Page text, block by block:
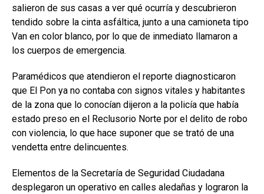
salieron de sus casas a ver qué ocurría y descubrieron
tendido sobre la cinta asfáltica, junto a una camioneta tipo
Van en color blanco, por lo que de inmediato llamaron a
los cuerpos de emergencia.
Paramédicos que atendieron el reporte diagnosticaron
que El Pon ya no contaba con signos vitales y habitantes
de la zona que lo conocían dijeron a la policía que había
estado preso en el Reclusorio Norte por el delito de robo
con violencia, lo que hace suponer que se trató de una
vendetta entre delincuentes.
Elementos de la Secretaría de Seguridad Ciudadana
desplegaron un operativo en calles aledañas y lograron la